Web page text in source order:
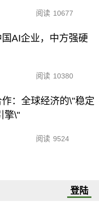
阅读 10677
AI企业，中方强硬
阅读 10380
：全球经济的\"稳定
擎\"
阅读 9524
登陆